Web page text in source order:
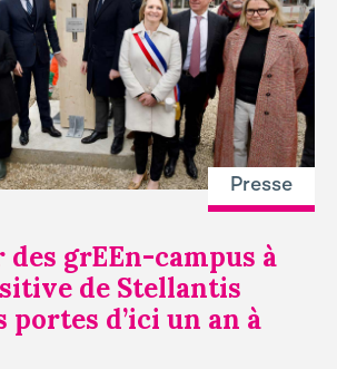
Presse
grEEn-campus à
de Stellantis
portes d’ici un an à